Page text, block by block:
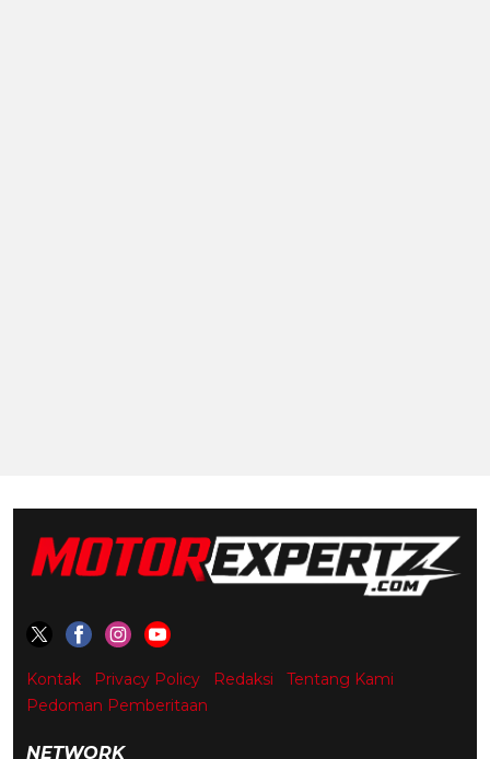
Kontak Privacy Policy Redaksi
Tentang Kami
Pedoman Pemberitaan
NETWORK